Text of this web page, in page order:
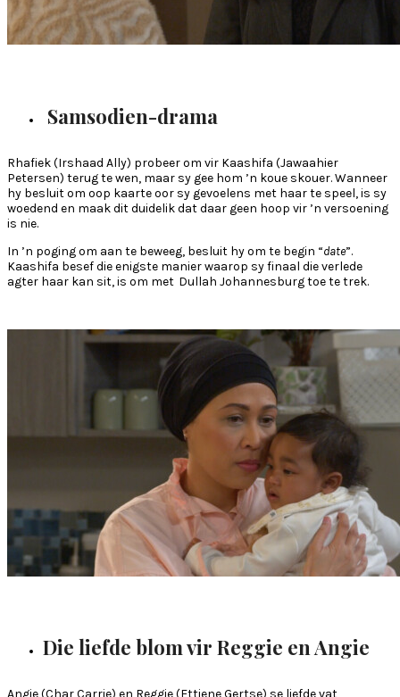
Samsodien-drama
Rhafiek (Irshaad Ally) probeer om vir Kaashifa (Jawaahier
Petersen) terug te wen, maar sy gee hom ’n koue skouer. Wanneer
hy besluit om oop kaarte oor sy gevoelens met haar te speel, is sy
woedend en maak dit duidelik dat daar geen hoop vir ’n versoening
is nie.
In ’n poging om aan te beweeg, besluit hy om te begin “date”.
Kaashifa besef die enigste manier waarop sy finaal die verlede
agter haar kan sit, is om met Dullah Johannesburg toe te trek.
Die liefde blom vir Reggie en Angie